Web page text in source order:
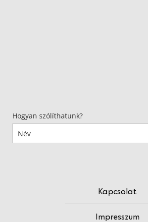
Hogyan szólíthatunk?
Kapcsolat
Impresszum